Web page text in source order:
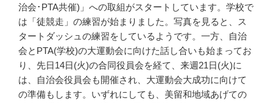
治会･PTA共催)」への取組がスタートしています。学校で
は「徒競走」の練習が始まりました。写真を見ると、ス
タートダッシュの練習をしているようです。一方、自治
会とPTA(学校)の大運動会に向けた話し合いも始まってお
り、先日14日(火)の合同役員会を経て、来週21日(火)に
は、自治会役員会も開催され、大運動会大成功に向けて
の準備もします。いずれにしても、美留和地域あげての